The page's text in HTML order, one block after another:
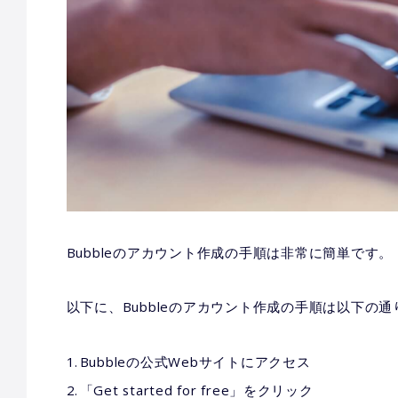
Bubbleのアカウント作成の手順は非常に簡単です。
以下に、Bubbleのアカウント作成の手順は以下の通
Bubbleの公式Webサイトにアクセス
「Get started for free」をクリック